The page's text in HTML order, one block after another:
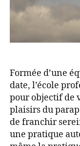
Formée d’une
date, l’école
pour objectif de
plaisirs du
de franchir
une pratique